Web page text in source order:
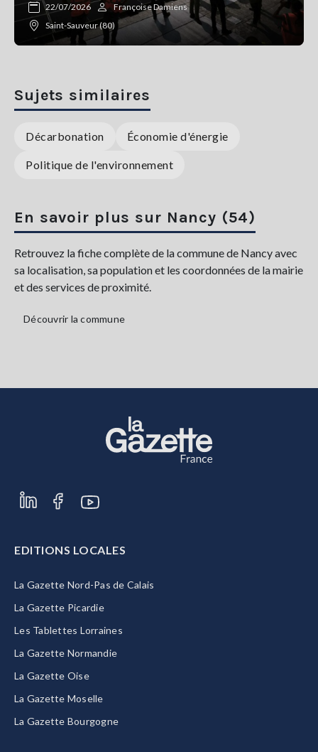
22/07/2026
Françoise Damiens
Saint-Sauveur (80)
Sujets similaires
Décarbonation Économie d'énergie
Politique de l'environnement
En savoir plus sur Nancy (54)
Retrouvez la fiche complète de la commune de Nancy avec
sa localisation, sa population et les coordonnées de la mairie
et des services de proximité.
Découvrir la commune
EDITIONS LOCALES
La Gazette Nord-Pas de Calais
La Gazette Picardie
Les Tablettes Lorraines
La Gazette Normandie
La Gazette Oise
La Gazette Moselle
La Gazette Bourgogne